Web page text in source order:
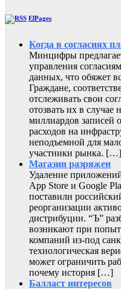
ElPages
Когда в согласиях
Минцифры
управления
данных, что обяжет
Граждане,
отслеживать свои
отозвать их в случае
миллиардов записей
расходов на
неподъемной для
участники рынка. […]
Магазин разряжен
Удаление
App Store и Google
поставили
реорганизации
дистрибуции. “Ъ”
возникают при
компаний из-под
технологическая
может ограничить
почему история […]
Балласт интересов